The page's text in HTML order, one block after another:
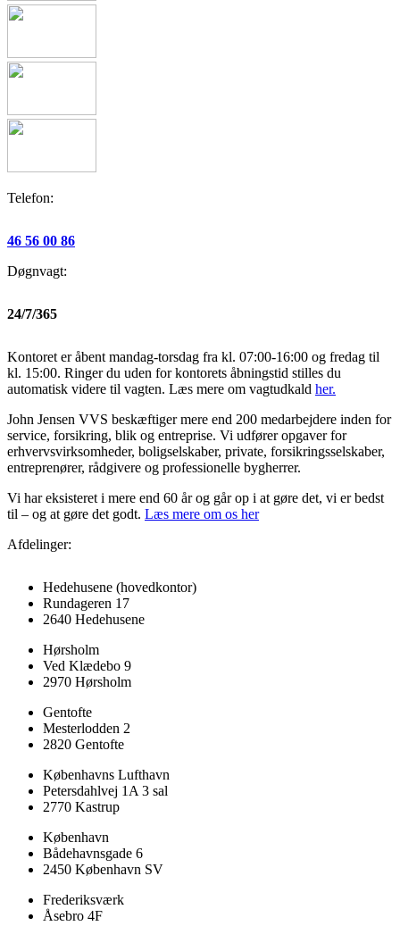
Telefon:
46 56 00 86
Døgnvagt:
24/7/365
Kontoret er åbent mandag-torsdag fra kl. 07:00-16:00 og fredag til
kl. 15:00. Ringer du uden for kontorets åbningstid stilles du
automatisk videre til vagten. Læs mere om vagtudkald her.
John Jensen VVS beskæftiger mere end 200 medarbejdere inden for
service, forsikring, blik og entreprise. Vi udfører opgaver for
erhvervsvirksomheder, boligselskaber, private, forsikringsselskaber,
entreprenører, rådgivere og professionelle bygherrer.
Vi har eksisteret i mere end 60 år og går op i at gøre det, vi er bedst
til – og at gøre det godt. Læs mere om os her
Afdelinger:
Hedehusene (hovedkontor)
Rundageren 17
2640 Hedehusene
Hørsholm
Ved Klædebo 9
2970 Hørsholm
Gentofte
Mesterlodden 2
2820 Gentofte
Københavns Lufthavn
Petersdahlvej 1A 3 sal
2770 Kastrup
København
Bådehavnsgade 6
2450 København SV
Frederiksværk
Åsebro 4F